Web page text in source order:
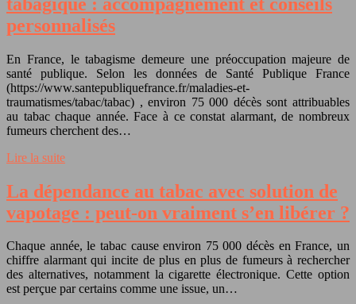
personnalisés
En France, le tabagisme demeure une préoccupation majeure de
santé publique. Selon les données de Santé Publique France
(https://www.santepubliquefrance.fr/maladies-et-
traumatismes/tabac/tabac) , environ 75 000 décès sont attribuables
au tabac chaque année. Face à ce constat alarmant, de nombreux
fumeurs cherchent des…
Lire la suite
La dépendance au tabac avec solution de
vapotage : peut-on vraiment s’en libérer ?
Chaque année, le tabac cause environ 75 000 décès en France, un
chiffre alarmant qui incite de plus en plus de fumeurs à rechercher
des alternatives, notamment la cigarette électronique. Cette option
est perçue par certains comme une issue, un…